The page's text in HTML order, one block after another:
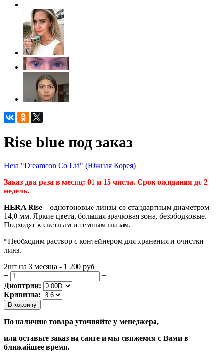
Rise blue под заказ
Hera "Dreamcon Co Ltd" (Южная Корея)
Заказ два раза в месяц: 01 и 15 числа. Срок ожидания до 2
недель.
HERA Rise – однотоновые линзы со стандартным диаметром
14,0 мм. Яркие цвета, большая зрачковая зона, безободковые.
Подходят к светлым и темным глазам.
*Необходим раствор с контейнером для хранения и очистки
линз.
2шт на 3 месяца - 1 200 руб
−
+
Диоптрии:
Кривизна:
В корзину
По наличию товара уточняйте у менеджера,
или оставьте заказ на сайте и мы свяжемся с Вами в
ближайшее время.